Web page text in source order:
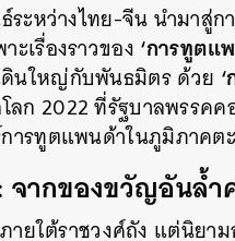
หว่างไทย-จีน นำมาสู่ก
เรื่องราวของ ‘การทูตแ
นใหญ่กับพันธมิตร ด้วย
ลก 2022 ที่รัฐบาลพรร
ารทูตแพนด้าในภูมิภาคต
ากของขวัญอันล้ำ
ยใต้ราชวงศ์ถัง แต่นิยา